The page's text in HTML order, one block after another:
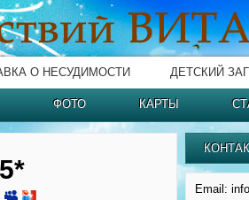
О НЕСУДИМОСТИ ДЕТСКИЙ
ФОТО КАРТЫ
Email: